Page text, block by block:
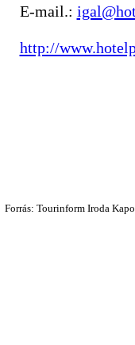
E-mail.:
http://
Forrás: Tourinform Iroda